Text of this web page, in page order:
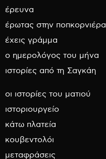
έρευνα
έρωτας στην ποπκορνιέρα
έχεις γράμμα
ο ημερολόγος του μήνα
ιστορίες από τη Σαγκάη
οι ιστορίες του ματιού
ιστοριουργείο
κάτω πλατεία
κουβεντολόι
μεταφράσεις